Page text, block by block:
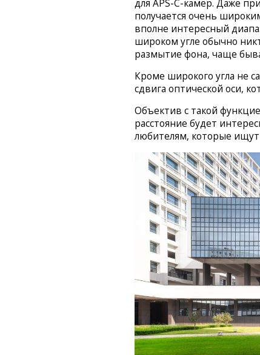
для APS-C-камер. Даже
получается очень
вполне интересный
широком угле обычно
размытие фона, чаще
Кроме широкого угла не
сдвига оптической оси,
Объектив с такой
расстояние будет
любителям, которые